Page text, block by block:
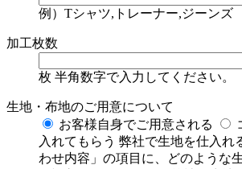
例）Tシャツ,トレーナー,ジーンズ
加工枚数
枚 半角数字で入力してください。
生地・布地のご用意について
お客様自身でご用意される
入れてもらう 弊社で生地を仕入れ
わせ内容」の項目に、どのような